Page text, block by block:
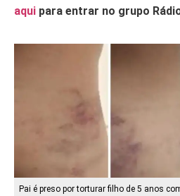
aqui para entrar no grupo
Pai é preso por torturar filho de 5 anos